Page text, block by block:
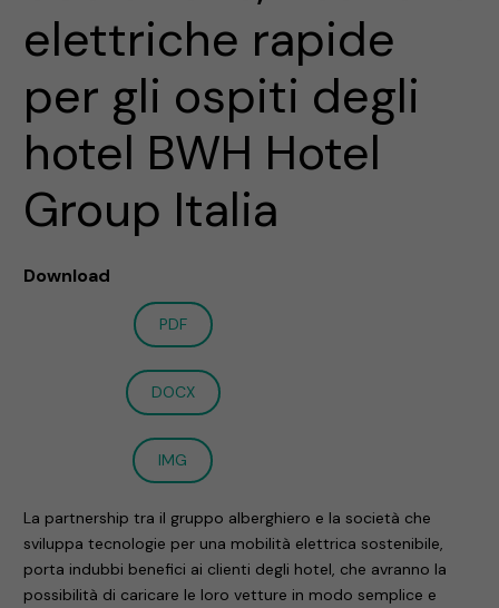
elettriche rapide
per gli ospiti degli
hotel BWH Hotel
Group Italia
Download
PDF
DOCX
IMG
La partnership tra il gruppo alberghiero e la società che
sviluppa tecnologie per una mobilità elettrica sostenibile,
porta indubbi benefici ai clienti degli hotel, che avranno la
possibilità di caricare le loro vetture in modo semplice e